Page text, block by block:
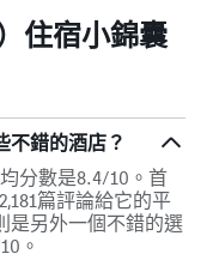
住宿小錦囊
不錯的酒店？
分數是8.4/10。首
篇評論給它的平
是另外一個不錯的選
。